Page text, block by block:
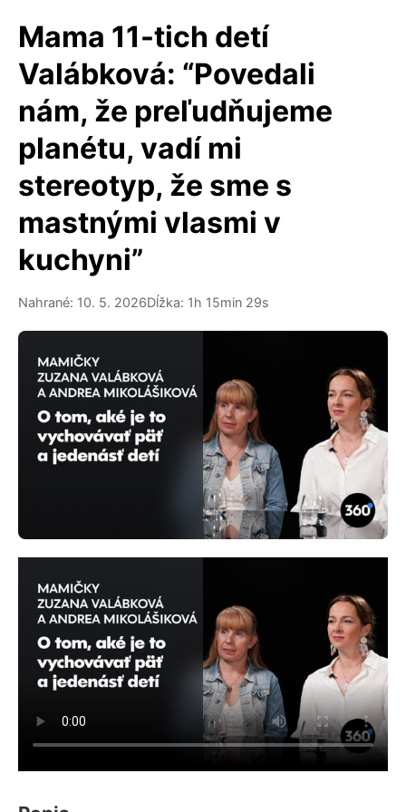
Mama 11-tich detí
Valábková: “Povedali
nám, že preľudňujeme
planétu, vadí mi
stereotyp, že sme s
mastnými vlasmi v
kuchyni”
Nahrané: 10. 5. 2026Dĺžka: 1h 15min 29s